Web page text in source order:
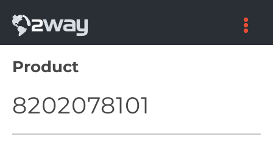
content
Product
8202078101